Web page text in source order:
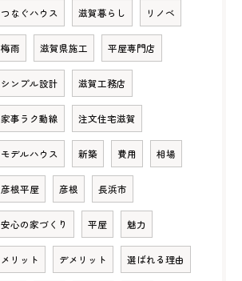
つなぐハウス 滋賀暮らし リノベ
梅雨 滋賀県施工 平屋専門店
シンプル設計 滋賀工務店
家事ラク動線 注文住宅滋賀
モデルハウス 新築 費用 相場
彦根平屋 彦根 長浜市
安心の家づくり 平屋 魅力
メリット デメリット 選ばれる理由